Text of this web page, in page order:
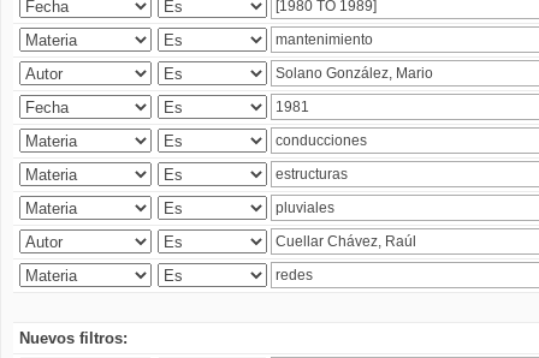
Nuevos filtros: